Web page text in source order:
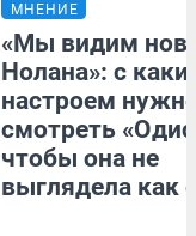
МНЕНИЕ
«Мы видим
Нолана»: с
настроем
смотреть
чтобы она не
выглядела как